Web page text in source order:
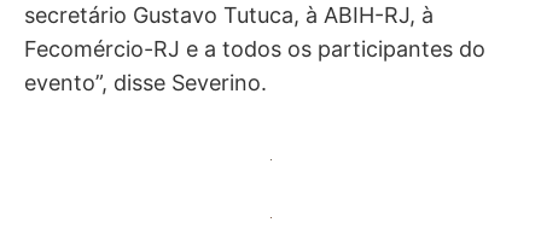
secretário Gustavo Tutuca, à ABIH-RJ, à
Fecomércio-RJ e a todos os participantes do
evento”, disse Severino.